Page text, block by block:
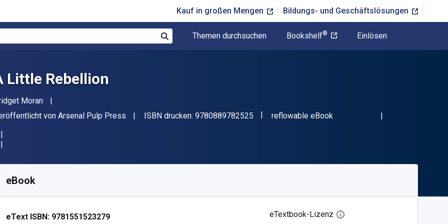
Kauf in großen Mengen Bildungs- und Geschäftslösungen
Themen durchsuchen Bookshelf® Einlösen
Little Rebellion
Moran
von Arsenal Pulp Press ISBN drucken: 9780889782525 "ISBN-13 9780889782525"
Format
reflowable eBook
eBook
eText ISBN: 9781551523279 eTextbook-Lizenz Digitalen Lizenzdialog öffnen